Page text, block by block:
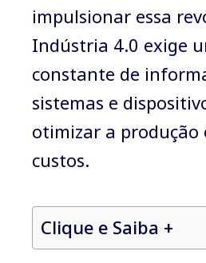
impulsionar essa
Indústria 4.0 exige
constante de
sistemas e
otimizar a produção
custos.
Clique e Saiba +